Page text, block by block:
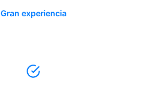
Gran experiencia